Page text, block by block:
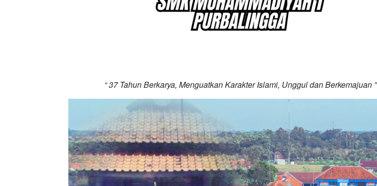
“ 37 Tahun Berkarya, Menguatkan Karakter Islami, Unggul dan Berkemajuan ”